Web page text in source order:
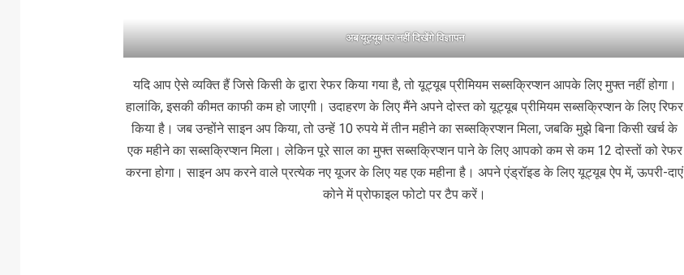
अब यूट्यूब पर नहीं दिखेंगे विज्ञापन
यदि आप ऐसे व्यक्ति हैं जिसे किसी के द्वारा रेफर किया गया है, तो यूट्यूब प्रीमियम सब्सक्रिप्शन आपके लिए मुफ्त नहीं होगा।
हालांकि, इसकी कीमत काफी कम हो जाएगी। उदाहरण के लिए मैंने अपने दोस्त को यूट्यूब प्रीमियम सब्सक्रिप्शन के लिए रिफर
किया है। जब उन्होंने साइन अप किया, तो उन्हें 10 रुपये में तीन महीने का सब्सक्रिप्शन मिला, जबकि मुझे बिना किसी खर्च के
एक महीने का सब्सक्रिप्शन मिला। लेकिन पूरे साल का मुफ्त सब्सक्रिप्शन पाने के लिए आपको कम से कम 12 दोस्तों को रेफर
करना होगा। साइन अप करने वाले प्रत्येक नए यूजर के लिए यह एक महीना है। अपने एंड्रॉइड के लिए यूट्यूब ऐप में, ऊपरी-दाएं
कोने में प्रोफाइल फोटो पर टैप करें।